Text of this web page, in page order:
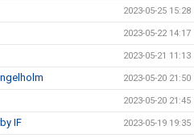
2023-05-25 15:28
2023-05-22 14:17
2023-05-21 11:13
2023-05-20 21:50
2023-05-20 21:45
IF 2023-05-19 19:35